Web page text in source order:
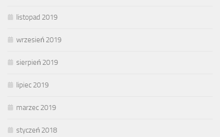
listopad 2019
wrzesień 2019
sierpień 2019
lipiec 2019
marzec 2019
styczeń 2018